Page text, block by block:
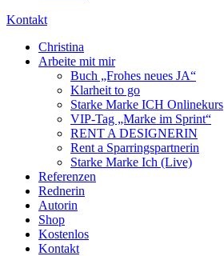
Kontakt
Christina
Arbeite mit mir
Buch „Frohes neues JA“
Klarheit to go
Starke Marke ICH Onlinekurs
VIP-Tag „Marke im Sprint“
RENT A DESIGNERIN
Rent a Sparringspartnerin
Starke Marke Ich (Live)
Referenzen
Rednerin
Autorin
Shop
Kostenlos
Kontakt